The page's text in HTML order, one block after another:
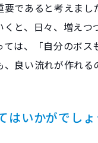
要であると考えま
と、日々、増え
ては、「自分のボ
良い流れが作れる
いかがでしょ